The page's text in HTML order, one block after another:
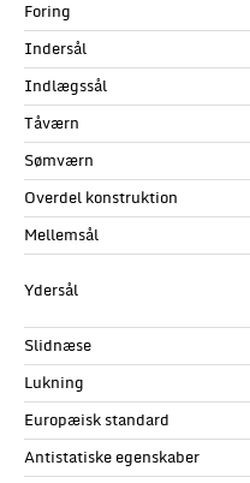
Foring
Indersål
Indlægssål
Tåværn
Sømværn
Overdel konstruktion
Mellemsål
Ydersål
Slidnæse
Lukning
Europæisk standard
Antistatiske egenskaber